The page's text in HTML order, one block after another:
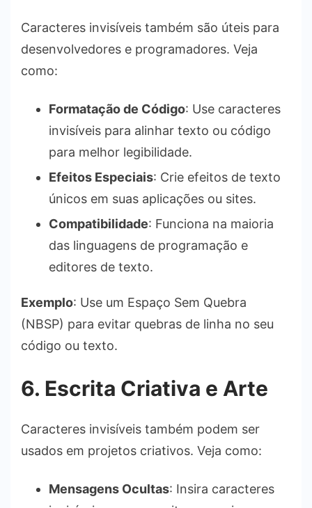
Caracteres invisíveis também são úteis para
desenvolvedores e programadores. Veja
como:
Formatação de Código: Use caracteres
invisíveis para alinhar texto ou código
para melhor legibilidade.
Efeitos Especiais: Crie efeitos de texto
únicos em suas aplicações ou sites.
Compatibilidade: Funciona na maioria
das linguagens de programação e
editores de texto.
Exemplo: Use um Espaço Sem Quebra
(NBSP) para evitar quebras de linha no seu
código ou texto.
6. Escrita Criativa e Arte
Caracteres invisíveis também podem ser
usados em projetos criativos. Veja como:
Mensagens Ocultas: Insira caracteres